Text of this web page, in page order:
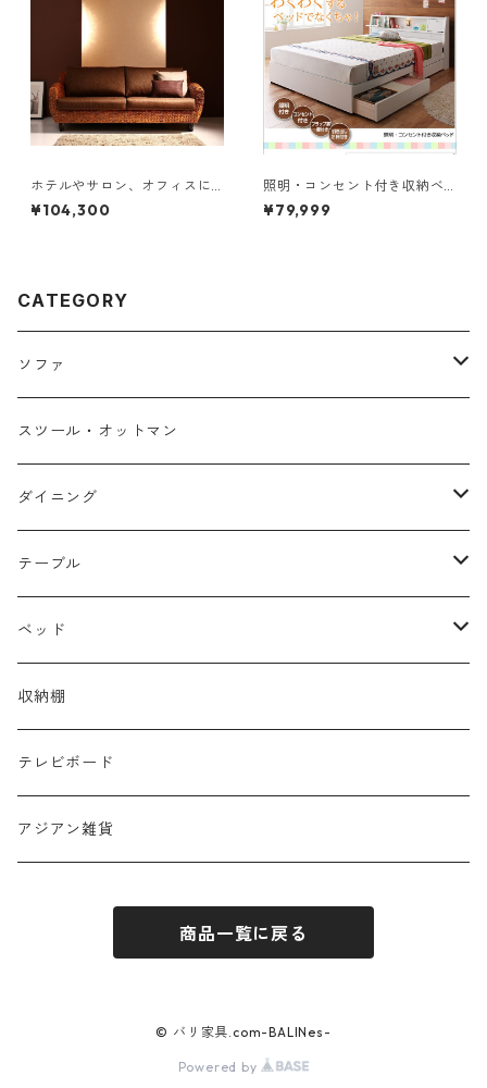
ホテルやサロン、オフィスに
も 高級リラクシングヒヤシン
スソファ Lamama ラママ ３
¥104,300
照明・コンセント付き収納ベ
ッド Miana ミアーナ ボンネル
コイルマットレス付き ダブル
¥79,999
CATEGORY
ソファ
１人掛け
２人掛け
３人掛け
カウチソファ
スツール・オットマン
ダイニング
チェア・ベンチ
テーブル
セット
テーブル
ローテーブル
サイドテーブル
デスク・カウンター
ベッド
シングル
セミダブル
ダブル
収納棚
テレビボード
アジアン雑貨
商品一覧に戻る
© バリ家具.com-BALINes-
Powered by